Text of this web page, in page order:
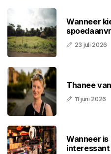
Wanneer
23 juli 2026
Thanee
11 juni 2026
Wanneer